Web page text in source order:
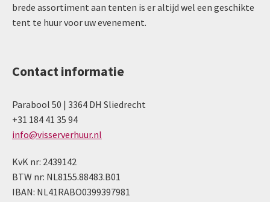
brede assortiment aan tenten is er altijd wel een geschikte
tent te huur voor uw evenement.
Contact informatie
Parabool 50 | 3364 DH Sliedrecht
+31 184 41 35 94
info@visserverhuur.nl
KvK nr: 2439142
BTW nr: NL8155.88483.B01
IBAN: NL41RABO0399397981